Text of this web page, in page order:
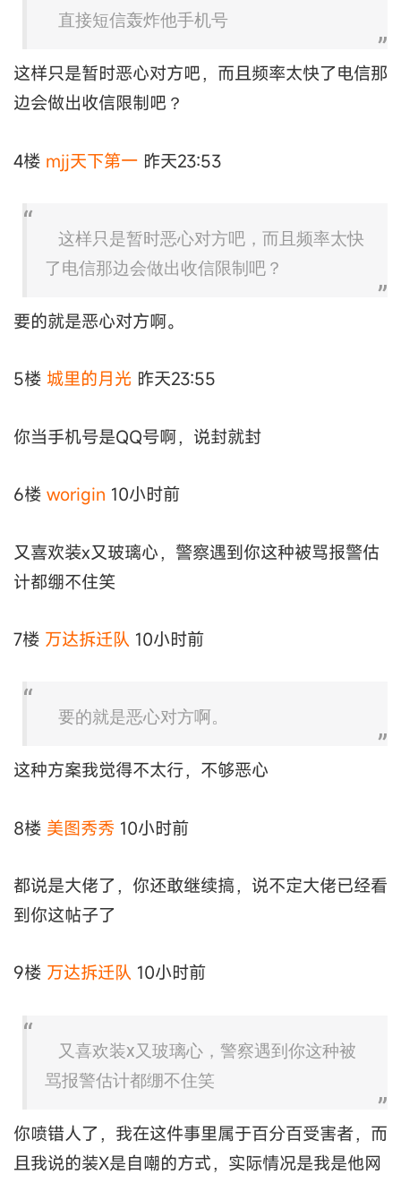
直接短信轰炸他手机号
这样只是暂时恶心对方吧，而且频率太快了电信那
边会做出收信限制吧？
4楼 mjj天下第一 昨天23:53
这样只是暂时恶心对方吧，而且频率太快
了电信那边会做出收信限制吧？
要的就是恶心对方啊。
5楼 城里的月光 昨天23:55
你当手机号是QQ号啊，说封就封
6楼 worigin 10小时前
又喜欢装x又玻璃心，警察遇到你这种被骂报警估
计都绷不住笑
7楼 万达拆迁队 10小时前
要的就是恶心对方啊。
这种方案我觉得不太行，不够恶心
8楼 美图秀秀 10小时前
都说是大佬了，你还敢继续搞，说不定大佬已经看
到你这帖子了
9楼 万达拆迁队 10小时前
又喜欢装x又玻璃心，警察遇到你这种被
骂报警估计都绷不住笑
你喷错人了，我在这件事里属于百分百受害者，而
且我说的装X是自嘲的方式，实际情况是我是他网